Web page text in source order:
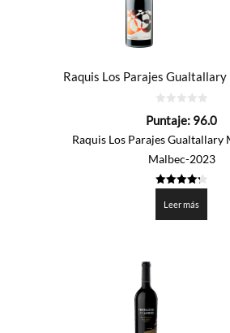
Raquis Los Parajes
de
Puntaje: 96.0
Raquis Los Parajes Gualtallary
Malbec-2023
de 5
Leer más